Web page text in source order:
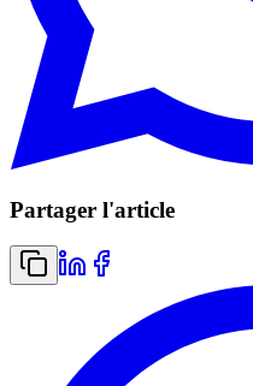
Partager l'article